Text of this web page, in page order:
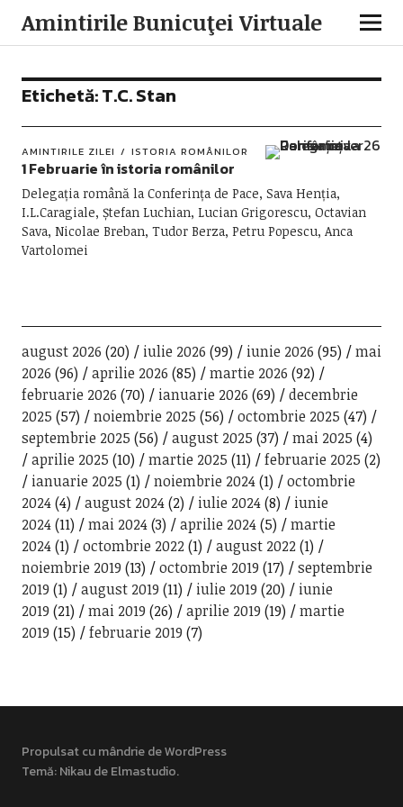
Amintirile Bunicuţei Virtuale
Etichetă:T.C. Stan
AMINTIRILE ZILEI ISTORIA ROMÂNILOR
1 Februarie în istoria românilor
Delegația română la Conferința de Pace, Sava Henția,
I.L.Caragiale, Ștefan Luchian, Lucian Grigorescu, Octavian
Sava, Nicolae Breban, Tudor Berza, Petru Popescu, Anca
Vartolomei
august 2026 (20) iulie 2026 (99) iunie 2026 (95)
mai
2026 (96) aprilie 2026 (85) martie 2026 (92)
februarie 2026 (70) ianuarie 2026 (69)
decembrie
2025 (57) noiembrie 2025 (56) octombrie 2025 (47)
septembrie 2025 (56) august 2025 (37) mai 2025 (4)
aprilie 2025 (10) martie 2025 (11) februarie 2025 (2)
ianuarie 2025 (1) noiembrie 2024(1)
octombrie
2024(4) august 2024(2) iulie 2024(8)
iunie
2024(11) mai 2024(3) aprilie 2024(5)
martie
2024(1) octombrie 2022(1) august 2022(1)
noiembrie 2019 (13) octombrie 2019 (17)
septembrie
2019 (1) august 2019 (11) iulie 2019 (20)
iunie
2019 (21) mai 2019 (26) aprilie 2019 (19)
martie
2019 (15) februarie 2019 (7)
Propulsat cu mândrie de WordPress
Temă: Nikau deElmastudio.